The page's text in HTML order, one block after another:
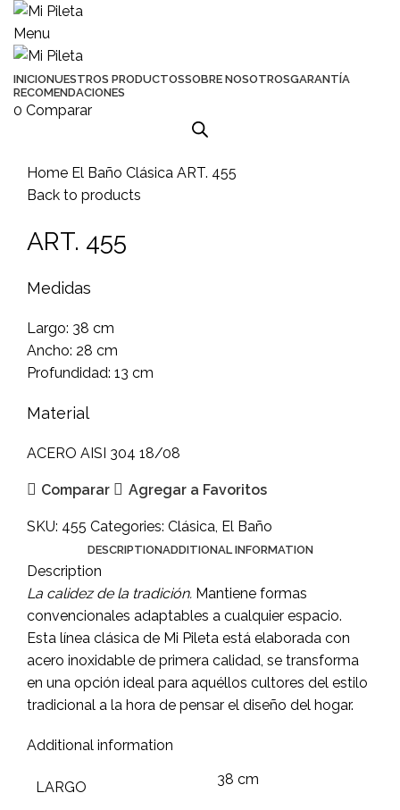
Menu
INICIONUESTROS PRODUCTOSSOBRE NOSOTROSGARANTÍA
RECOMENDACIONES
0 Comparar
Home El Baño Clásica ART. 455
Back to products
ART. 455
Medidas
Largo: 38 cm
Ancho: 28 cm
Profundidad: 13 cm
Material
ACERO AISI 304 18/08
Comparar Agregar a Favoritos
SKU: 455 Categories: Clásica, El Baño
DESCRIPTIONADDITIONAL INFORMATION
Description
La calidez de la tradición. Mantiene formas
convencionales adaptables a cualquier espacio.
Esta línea clásica de Mi Pileta está elaborada con
acero inoxidable de primera calidad, se transforma
en una opción ideal para aquéllos cultores del estilo
tradicional a la hora de pensar el diseño del hogar.
Additional information
LARGO 38 cm